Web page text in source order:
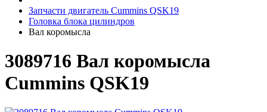
Запчасти двигатель Cummins QSK19
Головка блока цилиндров
Вал коромысла
3089716 Вал коромысла
Cummins QSK19